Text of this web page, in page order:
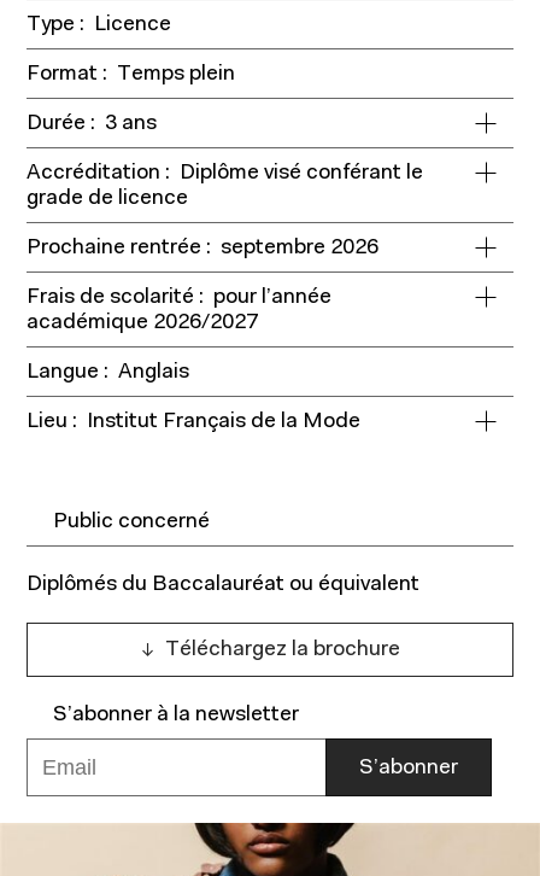
Type : Licence
Format : Temps plein
Durée : 3 ans
Accréditation :
Diplôme visé conférant le
grade de licence
Prochaine rentrée : septembre 2026
Frais de scolarité : pour l’année
académique 2026/2027
Langue : Anglais
Lieu : Institut Français de la Mode
Public concerné
Diplômés du Baccalauréat ou équivalent
Téléchargez la brochure
S’abonner à la newsletter
S’abonner